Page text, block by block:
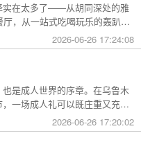
实在太多了——从胡同深处的雅
，从一站式吃喝玩乐的轰趴别
了让你快速找到最心仪的那一
类，直接对号入座就行。
2026-06-26 17:24:08
是成人世界的序章。在乌鲁木
一场成人礼可以既庄重又充满
传统仪式到现代派对的多种可
一种。
2026-06-26 17:20:02